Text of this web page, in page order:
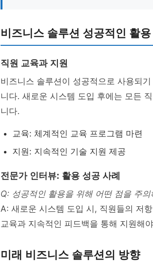
비즈니스 솔루션 성공적인 활용
직원 교육과 지원
비즈니스 솔루션이 성공적으로 사용되
니다. 새로운 시스템 도입 후에는 모든
니다.
교육: 체계적인 교육 프로그램 마련
지원: 지속적인 기술 지원 제공
전문가 인터뷰: 활용 성공 사례
Q: 성공적인 활용을 위해 어떤 점을 주
A: 새로운 시스템 도입 시, 직원들의 저
교육과 지속적인 피드백을 통해 지원해
미래 비즈니스 솔루션의 방향